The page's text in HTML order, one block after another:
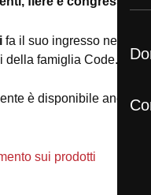
fa il suo ingresso nel
della famiglia Code.
è disponibile anche
sui prodotti